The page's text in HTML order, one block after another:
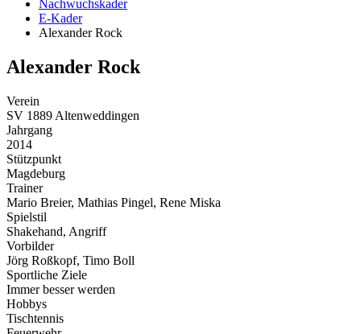
Nachwuchskader
E-Kader
Alexander Rock
Alexander Rock
Verein
SV 1889 Altenweddingen
Jahrgang
2014
Stützpunkt
Magdeburg
Trainer
Mario Breier, Mathias Pingel, Rene Miska
Spielstil
Shakehand, Angriff
Vorbilder
Jörg Roßkopf, Timo Boll
Sportliche Ziele
Immer besser werden
Hobbys
Tischtennis